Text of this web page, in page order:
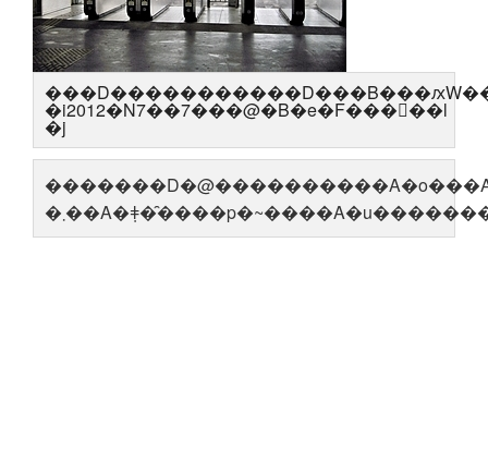
�i2012�N7��7���@�B�e�F���񂿂��l
�j